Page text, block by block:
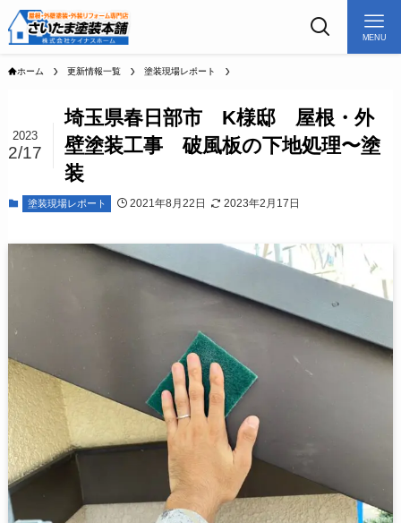
MENU
ホーム 更新情報一覧 塗装現場レポート
埼玉県春日部市 K様邸 屋根・外
壁塗装工事 破風板の下地処理〜塗
装
2023
2/17
塗装現場レポート 2021年8月22日 2023年2月17日